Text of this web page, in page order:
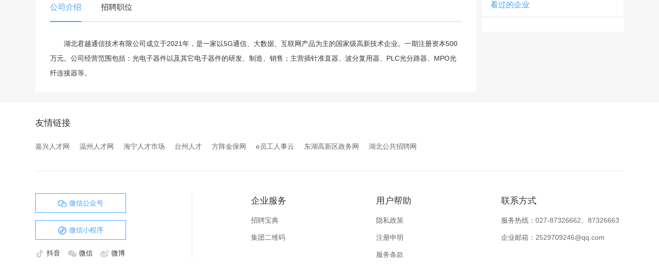
公司介绍 招聘职位
湖北君越通信技术有限公司成立于2021年，是一家以5G通信、大数据、互联网产品为主的国家级高新技术企业。一期注册资本500
万元。公司经营范围包括：光电子器件以及其它电子器件的研发、制造、销售；主营插针准直器、波分复用器、PLC光分路器、MPO光
纤连接器等。
看过的企业
友情链接
嘉兴人才网 温州人才网 海宁人才市场 台州人才 方阵金保网 e员工人事云 东湖高新区政务网 湖北公共招聘网
微信公众号
微信小程序
抖音 微信 微博
企业服务
招聘宝典
集团二维码
用户帮助
隐私政策
注册申明
服务条款
联系方式
服务热线：027-87326662、87326663
企业邮箱：2529709246@qq.com